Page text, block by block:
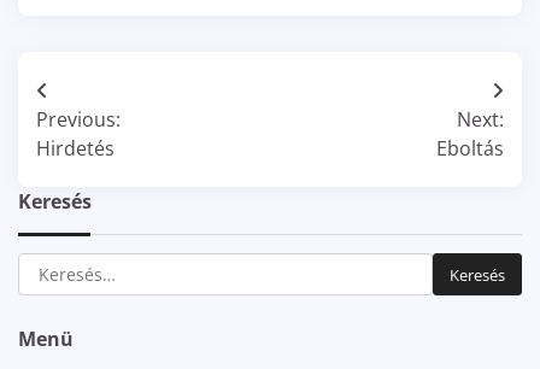
Bejegyzés
navigáció
Previous:
Hirdetés
Next:
Eboltás
Keresés
Keresés:
Menü